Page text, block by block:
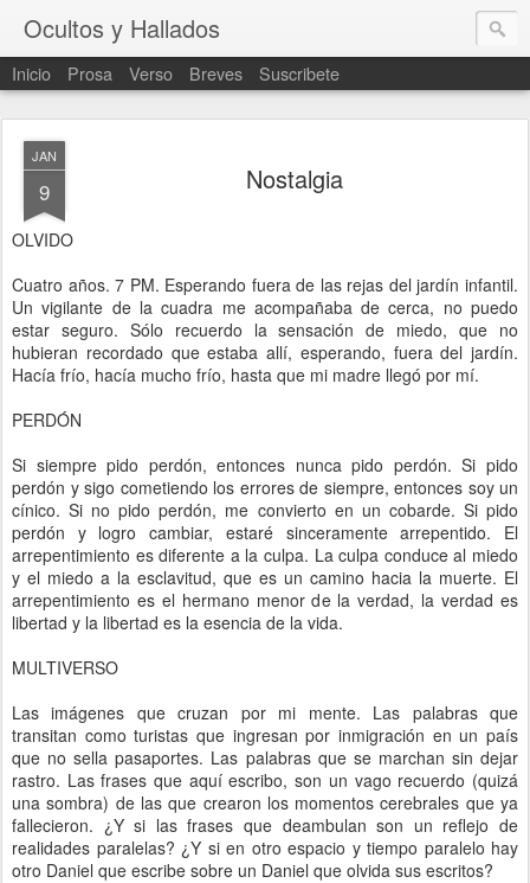
Ocultos y Hallados
Inicio Prosa Verso Breves Suscribete
JAN
9 Nostalgia
OLVIDO
Cuatro años. 7 PM. Esperando fuera de las rejas del jardín infantil.
Un vigilante de la cuadra me acompañaba de cerca, no puedo
estar seguro. Sólo recuerdo la sensación de miedo, que no
hubieran recordado que estaba allí, esperando, fuera del jardín.
Hacía frío, hacía mucho frío, hasta que mi madre llegó por mí.
PERDÓN
Si siempre pido perdón, entonces nunca pido perdón. Si pido
perdón y sigo cometiendo los errores de siempre, entonces soy un
cínico. Si no pido perdón, me convierto en un cobarde. Si pido
perdón y logro cambiar, estaré sinceramente arrepentido. El
arrepentimiento es diferente a la culpa. La culpa conduce al miedo
y el miedo a la esclavitud, que es un camino hacia la muerte. El
arrepentimiento es el hermano menor de la verdad, la verdad es
libertad y la libertad es la esencia de la vida.
MULTIVERSO
Las imágenes que cruzan por mi mente. Las palabras que
transitan como turistas que ingresan por inmigración en un país
que no sella pasaportes. Las palabras que se marchan sin dejar
rastro. Las frases que aquí escribo, son un vago recuerdo (quizá
una sombra) de las que crearon los momentos cerebrales que ya
fallecieron. ¿Y si las frases que deambulan son un reflejo de
realidades paralelas? ¿Y si en otro espacio y tiempo paralelo hay
otro Daniel que escribe sobre un Daniel que olvida sus escritos?